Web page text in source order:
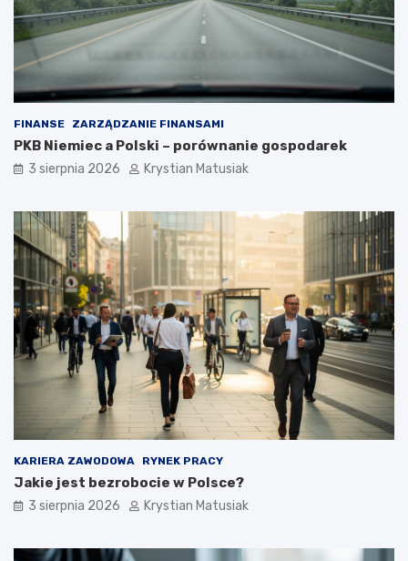
FINANSE ZARZĄDZANIE FINANSAMI
PKB Niemiec a Polski – porównanie gospodarek
3 sierpnia 2026 Krystian Matusiak
KARIERA ZAWODOWA RYNEK PRACY
Jakie jest bezrobocie w Polsce?
3 sierpnia 2026 Krystian Matusiak